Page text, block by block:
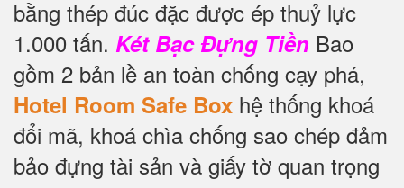
bằng thép đúc đặc được ép thuỷ lực
1.000 tấn. Két Bạc Đựng Tiền Bao
gồm 2 bản lề an toàn chống cạy phá,
Hotel Room Safe Box hệ thống khoá
đổi mã, khoá chìa chống sao chép đảm
bảo đựng tài sản và giấy tờ quan trọng